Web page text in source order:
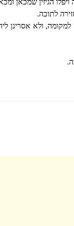
הגיזין שמכאן
לתוכה.
ולא אסרינן